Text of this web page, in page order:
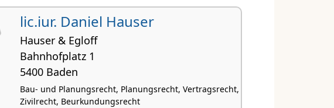
lic.iur. Daniel Hauser
Hauser & Egloff
Bahnhofplatz 1
5400 Baden
Bau- und Planungsrecht, Planungsrecht, Vertragsrecht,
Zivilrecht, Beurkundungsrecht